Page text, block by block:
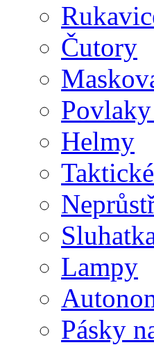
Čutory
Helmy
Lampy
Pásky